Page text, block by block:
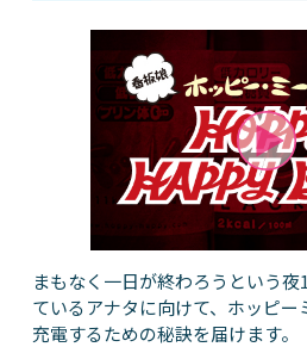
まもなく一日が終わろうという
ているアナタに向けて、ホッピー
充電するための秘訣を届けます。